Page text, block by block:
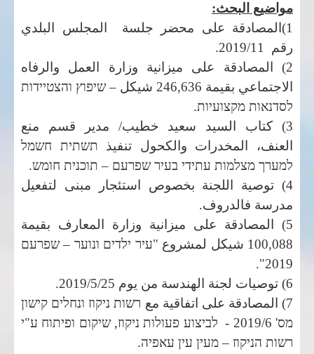
مواضيع البحث:
1)المصادقة على محضر جلسة المجلس البلدي
رقم 2019/11.
2) المصادقة على ميزانية وزارة العمل والرفاه
الاجتماعي بقيمة 246,636 شيكل –
שיפוץ והצטיידות
לסדנאות מקצועיות.
3) كتاب السيد سعيد خطيب/ مدير قسم منع
العنف، المخدرات والكحول تنفيذ תשתית חשמל
למערך מצלמות עתידי בעיר שפרעם – תוכנית חומש.
4) توصية اللجنة بخصوص استئجار مبنى لتفعيل
مدرسة فالدروف.
5) المصادقة على ميزانية وزارة المعارف بقيمة
100,088 شيكل لمشروع
"עיר ילדים ונוער – שפרעם
2019".
6) توصيات لجنة الهندسة من يوم 2019/5/25.
7) المصادقة على اتفاقية مع
רשות ניקוז ונחלים קישון
מס'2019/6 -
לביצוע פעולות ניקוז, שיקום ופיתוח ע"י
רשות הניקוז –מעין עין עאפיה.